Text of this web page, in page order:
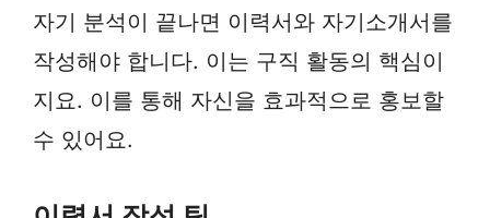
자기 분석이 끝나면 이력서와 자기소개서를
작성해야 합니다. 이는 구직 활동의 핵심이
지요. 이를 통해 자신을 효과적으로 홍보할
수 있어요.